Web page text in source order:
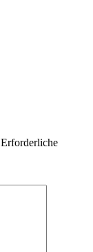
Erforderliche